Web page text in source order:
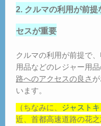
2. クルマの利用が前
セスが重要
クルマの利用が前提で
用品などのレジャー用品
路へのアクセスの良さ
います。
（ちなみに、 ジャスト
近、首都高速道路の花